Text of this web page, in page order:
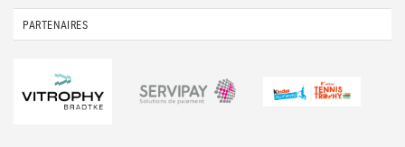
PARTENAIRES